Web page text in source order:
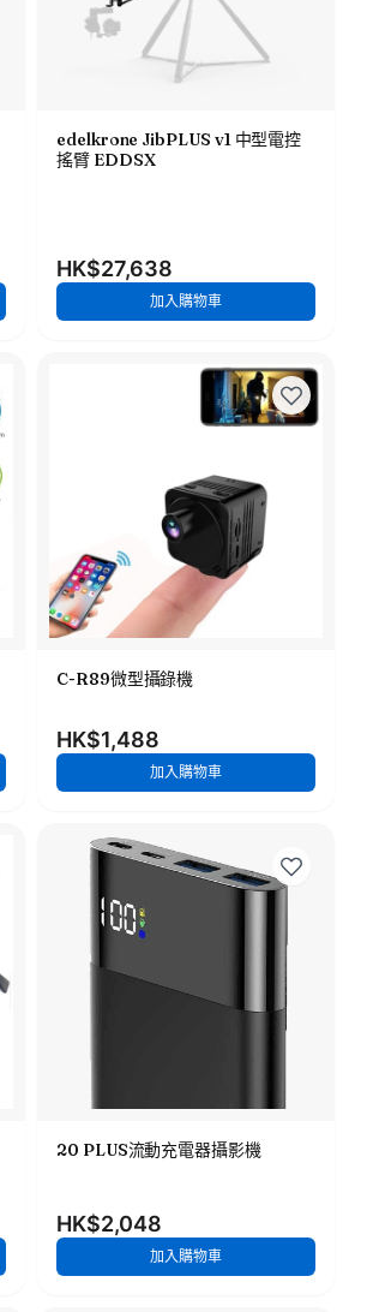
edelkrone JibPLUS v1 中型電控
搖臂 EDDSX
HK$27,638
加入購物車
C-R89微型攝錄機
HK$1,488
加入購物車
20 PLUS流動充電器攝影機
HK$2,048
加入購物車